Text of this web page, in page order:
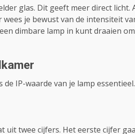
glas. Dit geeft meer direct licht.
je bewust van de intensiteit
dimbare lamp in kunt draaien
IP-waarde van je lamp
uit twee cijfers. Het eerste cijfer